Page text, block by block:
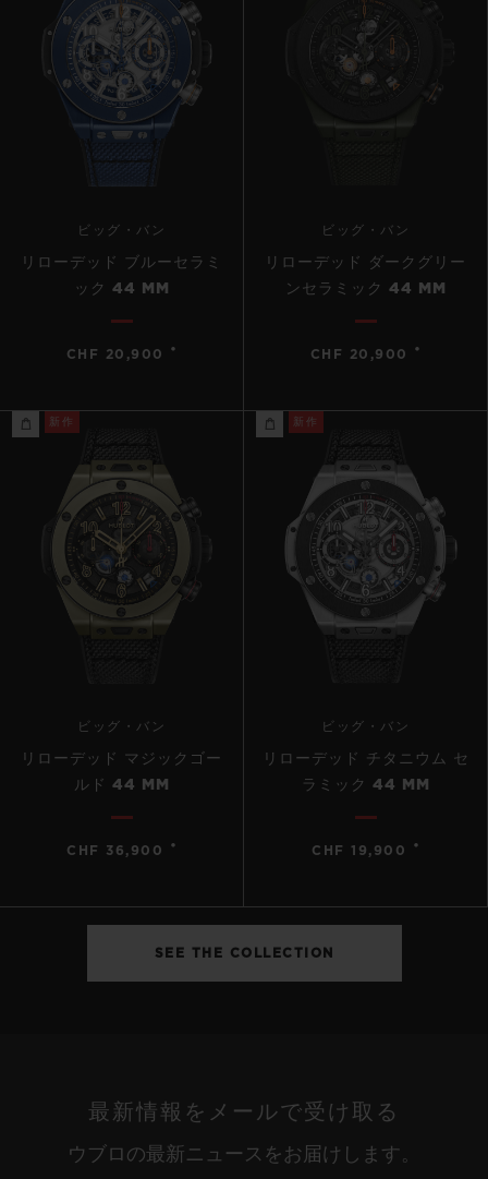
ビッグ・バン
リローデッド ブルーセラミ
ック 44 MM
CHF 20,900 •
ビッグ・バン
リローデッド ダークグリー
ンセラミック 44 MM
CHF 20,900 •
新作
ビッグ・バン
リローデッド マジックゴー
ルド 44 MM
CHF 36,900 •
新作
ビッグ・バン
リローデッド チタニウム セ
ラミック 44 MM
CHF 19,900 •
SEE THE COLLECTION
最新情報をメールで受け取る
ウブロの最新ニュースをお届けします。